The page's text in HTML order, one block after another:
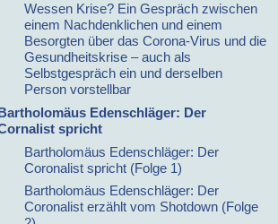
Wessen Krise? Ein Gespräch zwischen
einem Nachdenklichen und einem
Besorgten über das Corona-Virus und die
Gesundheitskrise – auch als
Selbstgespräch ein und derselben
Person vorstellbar
Edenschläger: Der
spricht
Bartholomäus Edenschläger: Der
Coronalist spricht (Folge 1)
Bartholomäus Edenschläger: Der
Coronalist erzählt vom Shotdown (Folge